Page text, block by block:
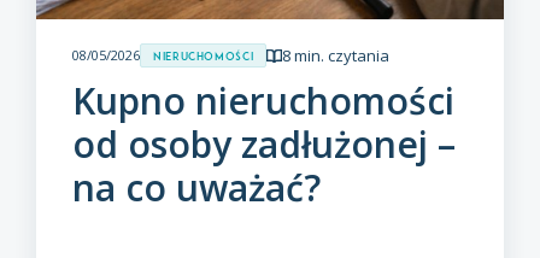
08/05/2026 Nieruchomości 8 min. czytania
Kupno nieruchomości
od osoby zadłużonej –
na co uważać?